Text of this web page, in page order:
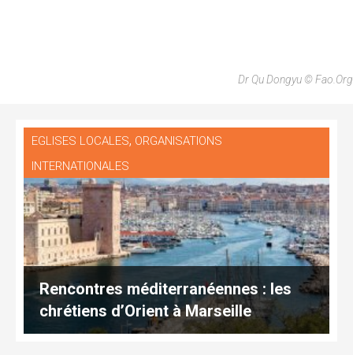
Dr Qu Dongyu © Fao.org
EGLISES LOCALES, ORGANISATIONS
INTERNATIONALES
Rencontres méditerranéennes : les
chrétiens d’Orient à Marseille